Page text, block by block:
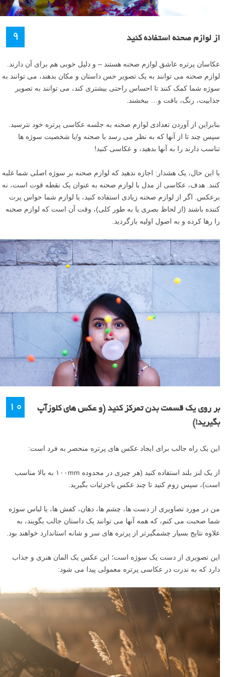
۹ از لوازم صحنه استفاده کنید
عکاسان پرتره عاشق لوازم صحنه هستند – و دلیل خوبی هم برای آن دارند.
لوازم صحنه می توانند به یک تصویر حس داستان و مکان بدهند، می توانند به
سوژه شما کمک کنند تا احساس راحتی بیشتری کند، می توانند به تصویر
جذابیت، رنگ، بافت و… ببخشند.
بنابراین از آوردن تعدادی لوازم صحنه به جلسه عکاسی پرتره خود نترسید.
سپس چند تا از آنها که به نظر می رسد با صحنه و/یا شخصیت سوژه ها
تناسب دارند را به آنها بدهید، و عکاسی کنید!
با این حال، یک هشدار: اجازه ندهید که لوازم صحنه بر سوژه اصلی شما غلبه
کنند. هدف، عکاسی از مدل با لوازم صحنه به عنوان یک نقطه قوت است، نه
برعکس. اگر از لوازم صحنه زیادی استفاده کنید، یا لوازم شما حواس پرت
کننده باشند (از لحاظ بصری یا به طور کلی)، وقت آن است که لوازم صحنه
را رها کرده و به اصول اولیه بازگردید.
۱۰
بر روی یک قسمت بدن تمرکز کنید (و عکس های کلوزآپ
بگیرید!)
این یک راه جالب برای ایجاد عکس های پرتره منحصر به فرد است:
از یک لنز بلند استفاده کنید (هر چیزی در محدوده ۱۰۰mm به بالا مناسب
است)، سپس زوم کنید تا چند عکس باجزئیات بگیرید.
من در مورد تصاویری از دست ها، چشم ها، دهان، کفش ها، یا لباس سوژه
شما صحبت می کنم، که همه آنها می توانند یک داستان جالب بگویند، به
علاوه نتایج بسیار چشمگیرتر از پرتره های سر و شانه استاندارد خواهند بود.
این تصویری از دست یک سوژه است؛ این عکس یک المان هنری و جذاب
دارد که به ندرت در عکاسی پرتره معمولی پیدا می شود: